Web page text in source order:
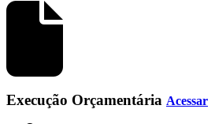
Execução Orçamentária Acessar